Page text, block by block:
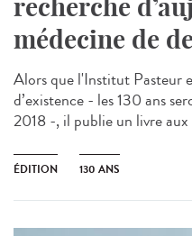
recherche
médecine de
Alors que l'Institut Pasteur
d’existence - les 130 ans
2018 -, il publie un livre aux
ÉDITION 130 ANS